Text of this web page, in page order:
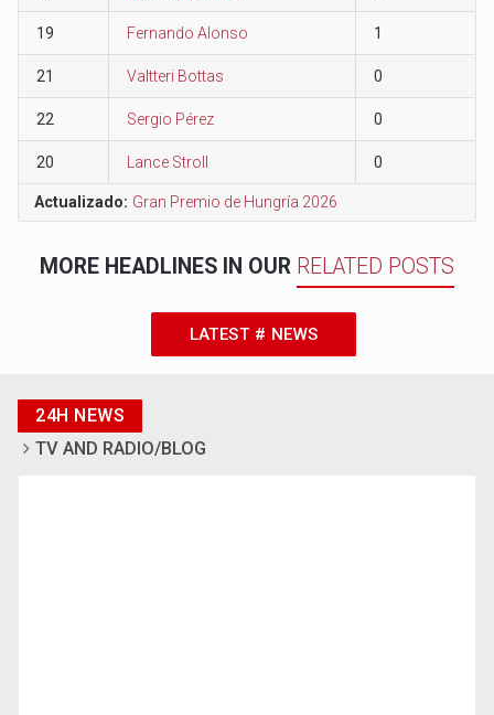
19 Fernando Alonso 1
21 Valtteri Bottas 0
22 Sergio Pérez 0
20 Lance Stroll 0
Actualizado: Gran Premio de Hungría 2026
MORE HEADLINES IN OUR RELATED POSTS
LATEST # NEWS
24H NEWS
TV AND RADIO/BLOG